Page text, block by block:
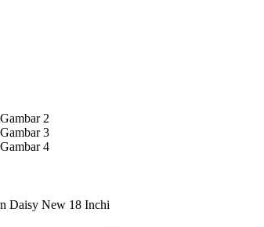
Daisy New 18 Inchi